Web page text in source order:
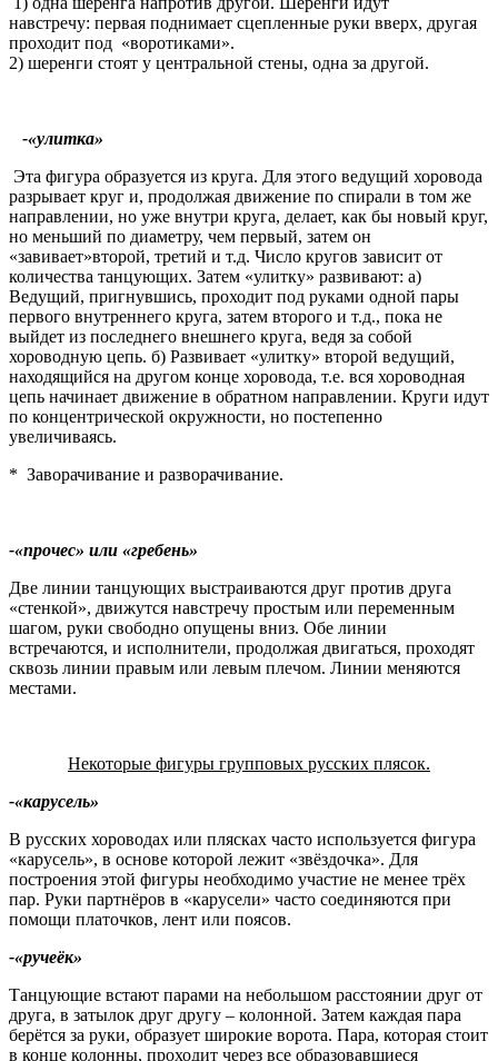
навстречу: первая поднимает сцепленные руки вверх, другая
проходит под «воротиками».
2) шеренги стоят у центральной стены, одна за другой.
-«улитка»
Эта фигура образуется из круга. Для этого ведущий хоровода
разрывает круг и, продолжая движение по спирали в том же
направлении, но уже внутри круга, делает, как бы новый круг,
но меньший по диаметру, чем первый, затем он
«завивает»второй, третий и т.д. Число кругов зависит от
количества танцующих. Затем «улитку» развивают: а)
Ведущий, пригнувшись, проходит под руками одной пары
первого внутреннего круга, затем второго и т.д., пока не
выйдет из последнего внешнего круга, ведя за собой
хороводную цепь. б) Развивает «улитку» второй ведущий,
находящийся на другом конце хоровода, т.е. вся хороводная
цепь начинает движение в обратном направлении. Круги идут
по концентрической окружности, но постепенно
увеличиваясь.
* Заворачивание и разворачивание.
-«прочес» или «гребень»
Две линии танцующих выстраиваются друг против друга
«стенкой», движутся навстречу простым или переменным
шагом, руки свободно опущены вниз. Обе линии
встречаются, и исполнители, продолжая двигаться, проходят
сквозь линии правым или левым плечом. Линии меняются
местами.
Некоторые фигуры групповых русских плясок.
-«карусель»
В русских хороводах или плясках часто используется фигура
«карусель», в основе которой лежит «звёздочка». Для
построения этой фигуры необходимо участие не менее трёх
пар. Руки партнёров в «карусели» часто соединяются при
помощи платочков, лент или поясов.
-«ручеёк»
Танцующие встают парами на небольшом расстоянии друг от
друга, в затылок друг другу – колонной. Затем каждая пара
берётся за руки, образует широкие ворота. Пара, которая стоит
в конце колонны, проходит через все образовавшиеся